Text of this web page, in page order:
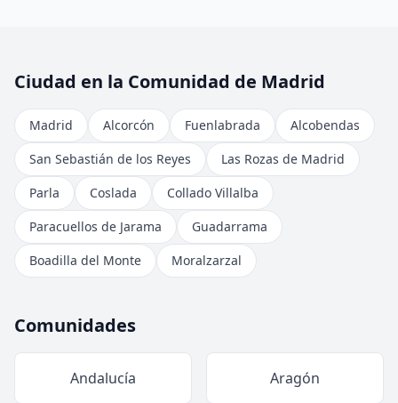
Ciudad en la Comunidad de Madrid
Madrid Alcorcón Fuenlabrada
Alcobendas
San Sebastián de los Reyes
Las Rozas de Madrid
Parla
Coslada
Collado Villalba
Paracuellos de Jarama
Guadarrama
Boadilla del Monte
Moralzarzal
Comunidades
Andalucía Aragón